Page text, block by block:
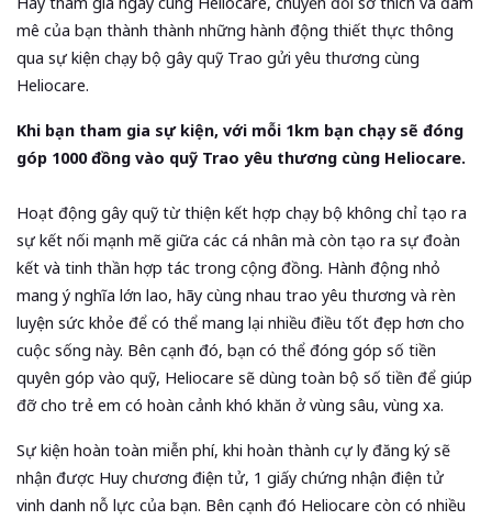
mê của bạn thành thành những hành động thiết thực thông
qua sự kiện chạy bộ gây quỹ Trao gửi yêu thương cùng
Heliocare.
Khi bạn tham gia sự kiện, với mỗi 1km bạn chạy sẽ đóng
góp 1000 đồng vào quỹ Trao yêu thương cùng Heliocare.
Hoạt động gây quỹ từ thiện kết hợp chạy bộ không chỉ tạo ra
sự kết nối mạnh mẽ giữa các cá nhân mà còn tạo ra sự đoàn
kết và tinh thần hợp tác trong cộng đồng. Hành động nhỏ
mang ý nghĩa lớn lao, hãy cùng nhau trao yêu thương và rèn
luyện sức khỏe để có thể mang lại nhiều điều tốt đẹp hơn cho
cuộc sống này. Bên cạnh đó, bạn có thể đóng góp số tiền
quyên góp vào quỹ, Heliocare sẽ dùng toàn bộ số tiền để giúp
đỡ cho trẻ em có hoàn cảnh khó khăn ở vùng sâu, vùng xa.
Sự kiện hoàn toàn miễn phí, khi hoàn thành cự ly đăng ký sẽ
nhận được Huy chương điện tử, 1 giấy chứng nhận điện tử
vinh danh nỗ lực của bạn. Bên cạnh đó Heliocare còn có nhiều